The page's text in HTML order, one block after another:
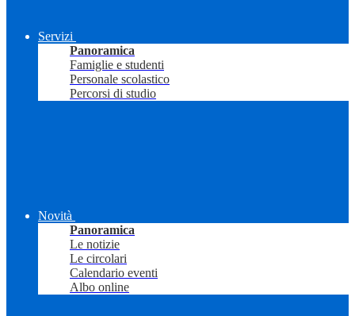
Servizi
Panoramica
Famiglie e studenti
Personale scolastico
Percorsi di studio
Novità
Panoramica
Le notizie
Le circolari
Calendario eventi
Albo online